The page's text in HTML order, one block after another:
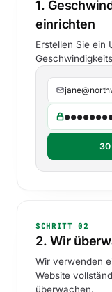
1.
einrichten
Erstellen Sie ein
30
SCHRITT 02
2. Wir
Wir verwenden
Website
überwachen.